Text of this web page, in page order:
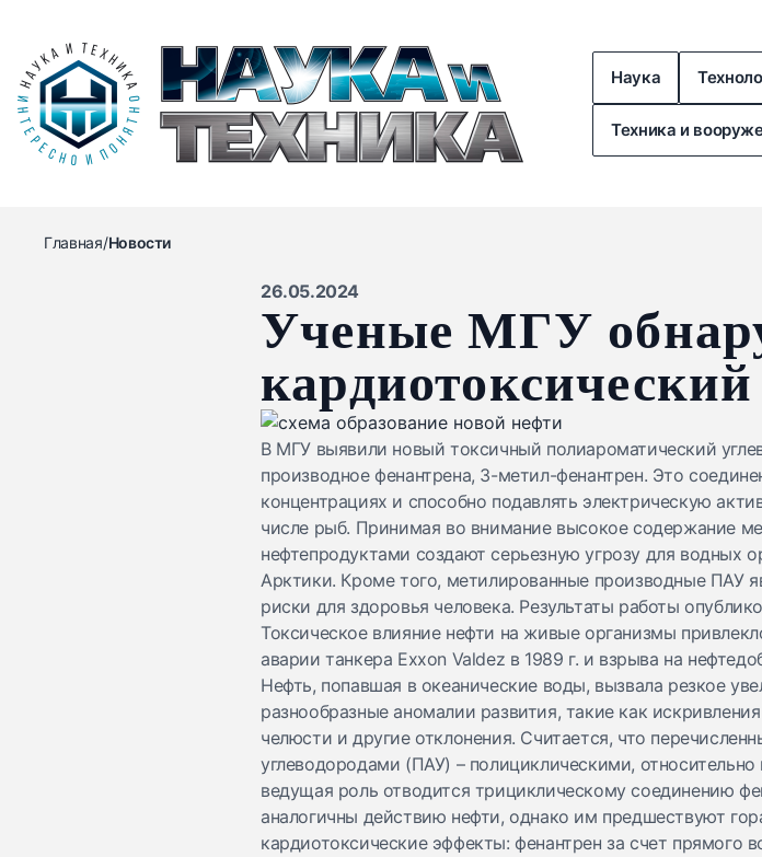
Наука
Техника и
Главная/Новости
26.05.2024
Ученые МГУ
В МГУ выявили новый токсичный полиароматический
производное фенантрена, 3-метил-фенантрен. Это
концентрациях и способно подавлять электрическую
числе рыб. Принимая во внимание высокое содержание
нефтепродуктами создают серьезную угрозу для
Арктики. Кроме того, метилированные производные ПАУ
риски для здоровья человека. Результаты работы
Токсическое влияние нефти на живые организмы
аварии танкера Exxon Valdez в 1989 г. и взрыва на
Нефть, попавшая в океанические воды, вызвала резкое
разнообразные аномалии развития, такие как
челюсти и другие отклонения. Считается, что
углеводородами (ПАУ) – полициклическими,
ведущая роль отводится трициклическому соединению
аналогичны действию нефти, однако им предшествуют
кардиотоксические эффекты: фенантрен за счет прямого